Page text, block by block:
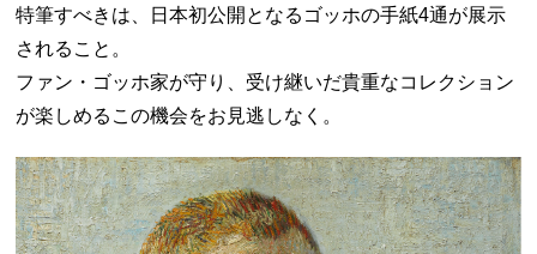
特筆すべきは、日本初公開となるゴッホの手紙4通が展示
されること。
ファン・ゴッホ家が守り、受け継いだ貴重なコレクション
が楽しめるこの機会をお見逃しなく。